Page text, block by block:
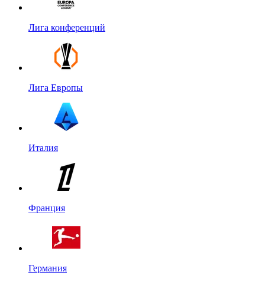
Лига конференций
Лига Европы
Италия
Франция
Германия